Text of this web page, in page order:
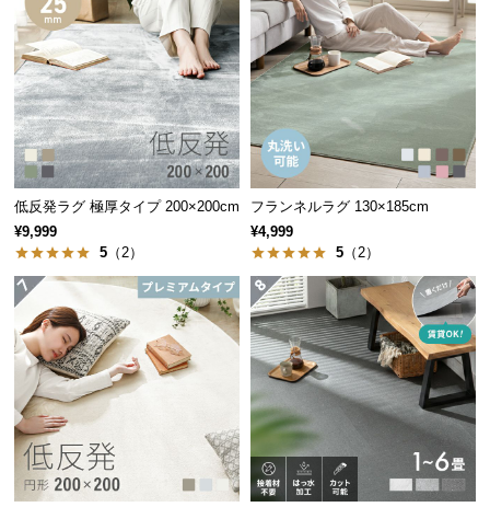
配
送
に
つ
い
て
開
梱
設
置
ー
ビ
ス
に
つ
い
て
低反発ラグ 極厚タイプ 200×200cm
¥9,999
5 （2）
フランネルラグ 130×185cm
¥4,999
5 （2）